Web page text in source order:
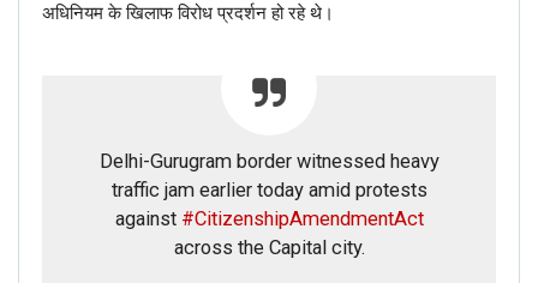
अधिनियम के खिलाफ विरोध प्रदर्शन हो रहे थे।
Delhi-Gurugram border witnessed heavy
traffic jam earlier today amid protests
against #CitizenshipAmendmentAct
across the Capital city.